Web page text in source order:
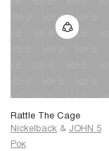
Rattle The Cage
Nickelback & JOHN 5
Рок